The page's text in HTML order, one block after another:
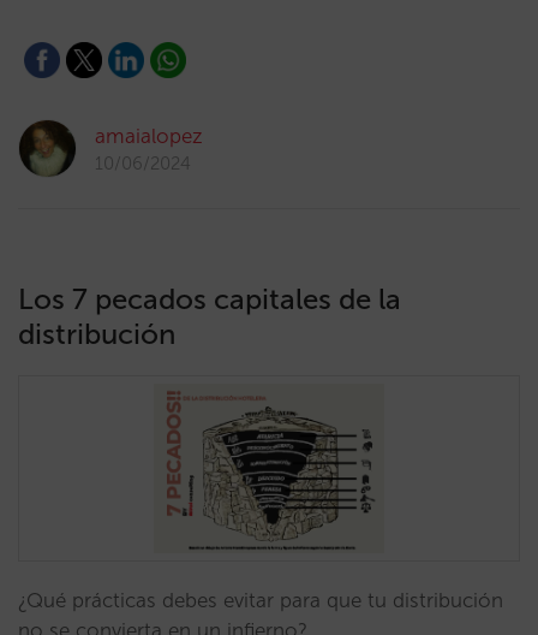
amaialopez
10/06/2024
Los 7 pecados capitales de la
distribución
¿Qué prácticas debes evitar para que tu distribución
no se convierta en un infierno?…